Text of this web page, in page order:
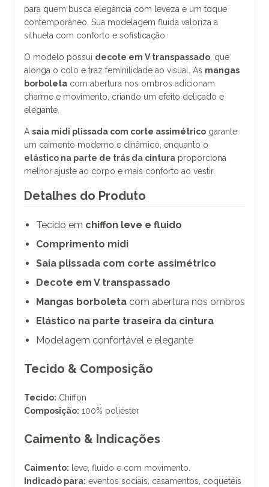
para quem busca elegância com leveza e um toque
contemporâneo. Sua modelagem fluida valoriza a
silhueta com conforto e sofisticação.
O modelo possui decote em V transpassado , que
alonga o colo e traz feminilidade ao visual. As mangas
borboleta com abertura nos ombros adicionam
charme e movimento, criando um efeito delicado e
elegante.
A saia midi plissada com corte assimétrico garante
um caimento moderno e dinâmico, enquanto o
elástico na parte de trás da cintura proporciona
melhor ajuste ao corpo e mais conforto ao vestir.
Detalhes do Produto
Tecido em chiffon leve e fluido
Comprimento midi
Saia plissada com corte assimétrico
Decote em V transpassado
Mangas borboleta com abertura nos ombros
Elástico na parte traseira da cintura
Modelagem confortável e elegante
Tecido & Composição
Tecido: Chiffon
Composição: 100% poliéster
Caimento & Indicações
Caimento: leve, fluido e com movimento.
Indicado para: eventos sociais, casamentos, coquetéis